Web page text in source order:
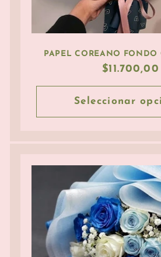
PAPEL COREANO FONDO
Precio
habitual
$11.700,00
Seleccionar